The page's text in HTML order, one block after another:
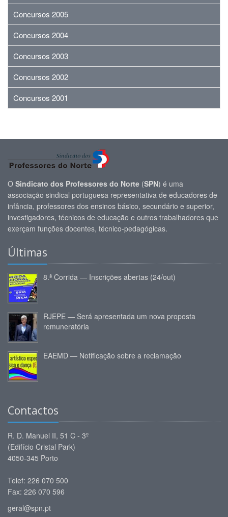
Concursos 2005
Concursos 2004
Concursos 2003
Concursos 2002
Concursos 2001
O Sindicato dos Professores do Norte (SPN) é uma
associação sindical portuguesa representativa de educadores de
infância, professores dos ensinos básico, secundário e superior,
investigadores, técnicos de educação e outros trabalhadores que
exerçam funções docentes, técnico-pedagógicas.
Últimas
8.ª Corrida — Inscrições abertas (24/out)
RJEPE — Será apresentada um nova proposta
remuneratória
EAEMD — Notificação sobre a reclamação
Contactos
R. D. Manuel II, 51 C - 3º
(Edifício Cristal Park)
4050-345 Porto
Telef: 226 070 500
Fax: 226 070 596
geral@spn.pt